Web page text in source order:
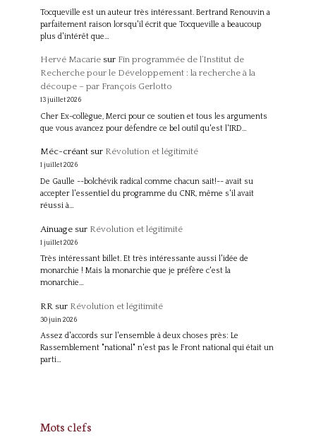
Tocqueville est un auteur très intéressant. Bertrand Renouvin a
parfaitement raison lorsqu'il écrit que Tocqueville a beaucoup
plus d'intérêt que…
Hervé Macariesur Fin programmée de l’Institut de
Recherche pour le Développement : la recherche à la
découpe – par François Gerlotto
13 juillet 2026
Cher Ex-collègue, Merci pour ce soutien et tous les arguments
que vous avancez pour défendre ce bel outil qu'est l'IRD…
Méc-créantsur Révolution et légitimité
1 juillet 2026
De Gaulle --bolchévik radical comme chacun sait!-- avait su
accepter l'essentiel du programme du CNR, même s'il avait
réussi à…
Ainuagesur Révolution et légitimité
1 juillet 2026
Très intéressant billet. Et très intéressante aussi l'idée de
monarchie ! Mais la monarchie que je préfère c'est la
monarchie…
RR sur Révolution et légitimité
30 juin 2026
Assez d'accords sur l'ensemble à deux choses près: Le
Rassemblement "national" n'est pas le Front national qui était un
parti…
Mots clefs